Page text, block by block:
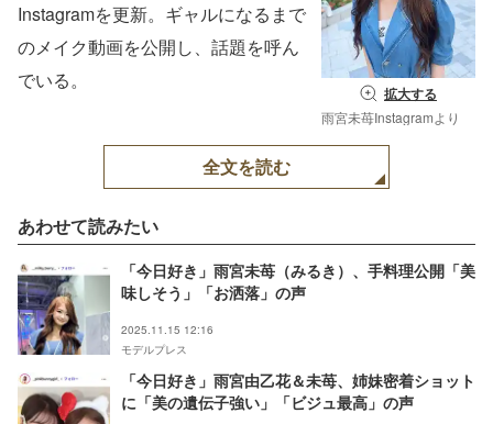
拡大する
雨宮未苺Instagramより
Instagramを更新。ギャルになるまで
のメイク動画を公開し、話題を呼ん
でいる。
全文を読む
あわせて読みたい
「今日好き」雨宮未苺（みるき）、手料理公開「美
味しそう」「お洒落」の声
2025.11.15 12:16
モデルプレス
「今日好き」雨宮由乙花＆未苺、姉妹密着ショット
に「美の遺伝子強い」「ビジュ最高」の声